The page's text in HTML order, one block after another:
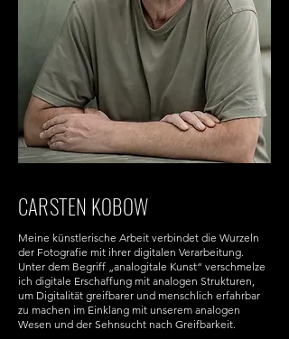
CARSTEN KOBOW
Meine künstlerische Arbeit verbindet die Wurzeln
der Fotografie mit ihrer digitalen Verarbeitung.
Unter dem Begriff „analogitale Kunst“ verschmelze
ich digitale Erschaffung mit analogen Strukturen,
um Digitalität greifbarer und menschlich erfahrbar
zu machen im Einklang mit unserem analogen
Wesen und der Sehnsucht nach Greifbarkeit.